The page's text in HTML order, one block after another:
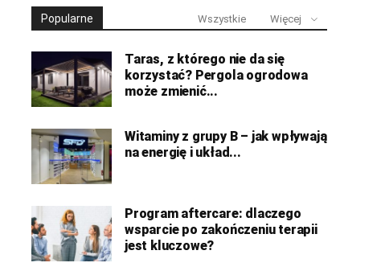
Popularne Wszystkie Więcej
Taras, z którego nie da się
korzystać? Pergola ogrodowa
może zmienić...
Witaminy z grupy B – jak wpływają
na energię i układ...
Program aftercare: dlaczego
wsparcie po zakończeniu terapii
jest kluczowe?